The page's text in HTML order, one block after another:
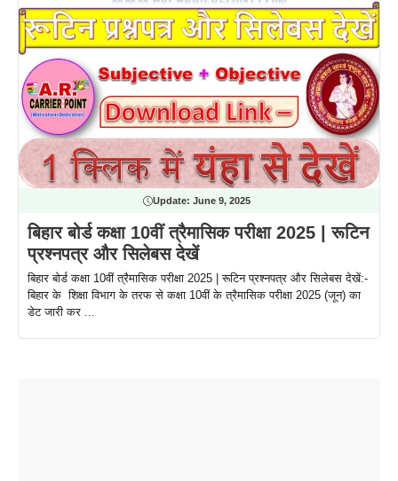
Update: June 9, 2025
बिहार बोर्ड कक्षा 10वीं त्रैमासिक परीक्षा 2025 | रूटिन
प्रश्नपत्र और सिलेबस देखें
बिहार बोर्ड कक्षा 10वीं त्रैमासिक परीक्षा 2025 | रूटिन प्रश्नपत्र और सिलेबस देखें:-
बिहार के शिक्षा विभाग के तरफ से कक्षा 10वीं के त्रैमासिक परीक्षा 2025 (जून) का
डेट जारी कर ...